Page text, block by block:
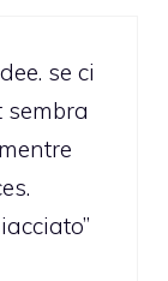
se ci
sembra